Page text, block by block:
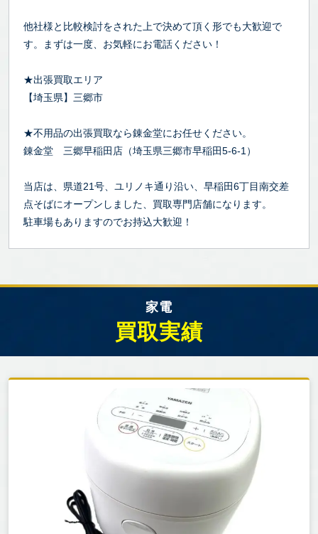
他社様と比較検討をされた上で決めて頂く形でも大歓迎で
す。まずは一度、お気軽にお電話ください！
★出張買取エリア
【埼玉県】三郷市
★不用品の出張買取なら錬金堂にお任せください。
錬金堂 三郷早稲田店（埼玉県三郷市早稲田5-6-1）
当店は、県道21号、ユリノキ通り沿い、早稲田6丁目南交差
点そばにオープンしました、買取専門店舗になります。
駐車場もありますのでお持込大歓迎！
家電
買取実績